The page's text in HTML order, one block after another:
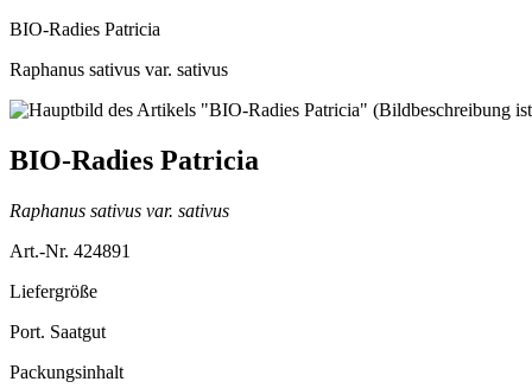
BIO-Radies Patricia
Raphanus sativus var. sativus
BIO-Radies Patricia
Raphanus sativus var. sativus
Art.-Nr. 424891
Liefergröße
Port. Saatgut
Packungsinhalt